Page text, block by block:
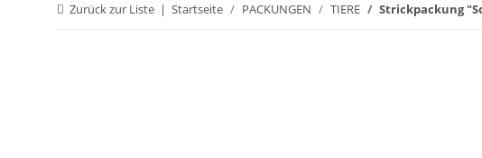
Zurück zur Liste Startseite PACKUNGEN TIERE Strickpackung